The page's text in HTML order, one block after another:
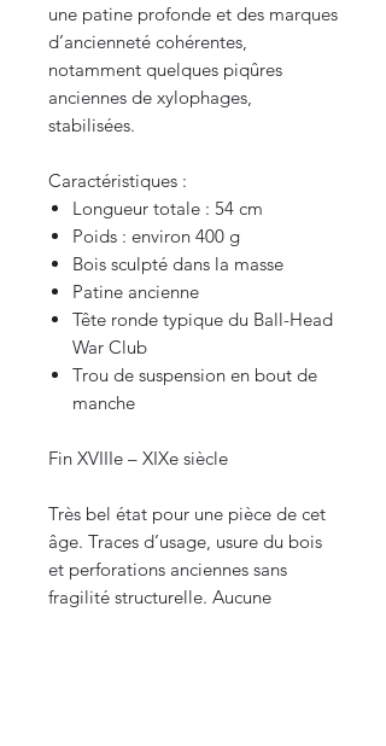
une patine profonde et des marques
d’ancienneté cohérentes,
notamment quelques piqûres
anciennes de xylophages,
stabilisées.
Caractéristiques :
Longueur totale : 54 cm
Poids : environ 400 g
Bois sculpté dans la masse
Patine ancienne
Tête ronde typique du Ball-Head
War Club
Trou de suspension en bout de
manche
Fin XVIIIe – XIXe siècle
Très bel état pour une pièce de cet
âge. Traces d’usage, usure du bois
et perforations anciennes sans
fragilité structurelle. Aucune